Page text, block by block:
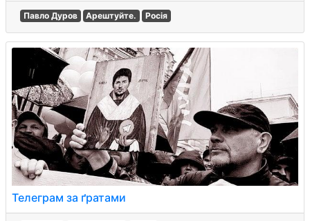
Павло Дуров Арештуйте. Росія
Телеграм за ґратами